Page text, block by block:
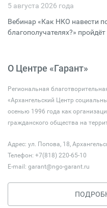
5 августа 2026 года
Вебинар «Как НКО навести
благополучателях?» пройдёт
О Центре «Гарант»
Региональная
«Архангельский Центр
осенью 1996 года как
гражданского общества на
Адрес: ул. Попова, 18,
Телефон: +7(818) 220-65-10
E-mail: garant@ngo-garant.ru